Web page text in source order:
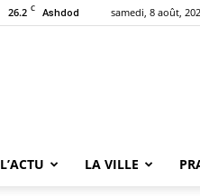
26.2 C Ashdod samedi, 8 août,
L’ACTU LA VILLE